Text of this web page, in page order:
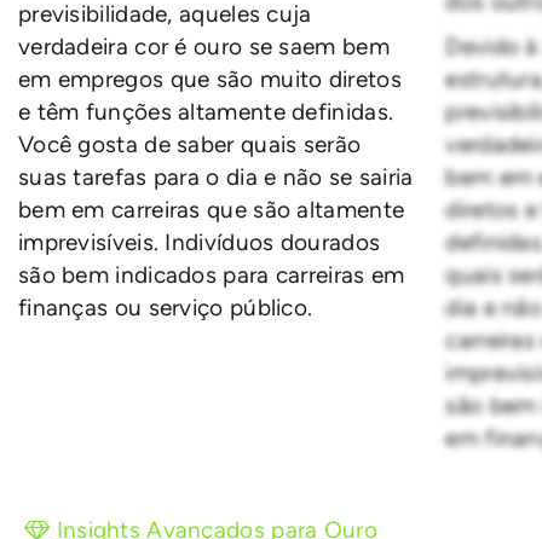
previsibilidade, aqueles cuja
verdadeira cor é ouro se saem bem
em empregos que são muito diretos
e têm funções altamente definidas.
Você gosta de saber quais serão
suas tarefas para o dia e não se sairia
bem em carreiras que são altamente
imprevisíveis. Indivíduos dourados
são bem indicados para carreiras em
finanças ou serviço público.
Devido
bem em
diretos
quais
dia e
são
em
Insights Avançados para Ouro